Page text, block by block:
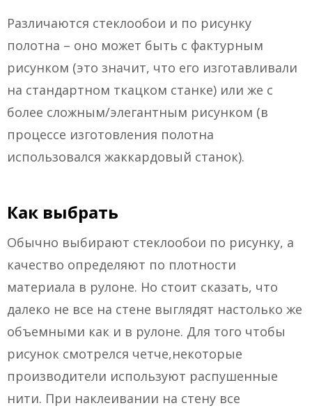
Различаются стеклообои и по рисунку
полотна – оно может быть с фактурным
рисунком (это значит, что его изготавливали
на стандартном ткацком станке) или же с
более сложным/элегантным рисунком (в
процессе изготовления полотна
использовался жаккардовый станок).
Как выбрать
Обычно выбирают стеклообои по рисунку, а
качество определяют по плотности
материала в рулоне. Но стоит сказать, что
далеко не все на стене выглядят настолько же
объемными как и в рулоне. Для того чтобы
рисунок смотрелся четче,некоторые
производители используют распушенные
нити. При наклеивании на стену все